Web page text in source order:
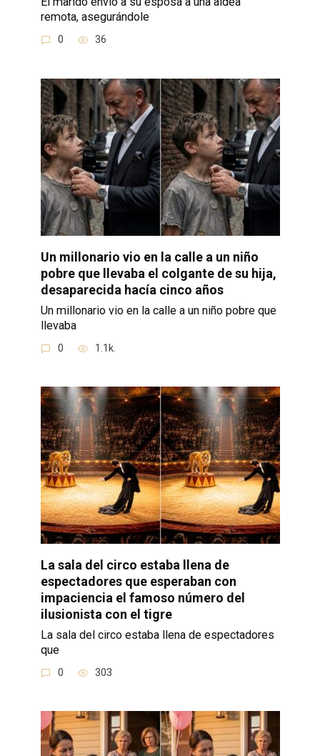
remota, asegurándole
0 36
Un millonario vio en la calle a un niño
pobre que llevaba el colgante de su hija,
desaparecida hacía cinco años
Un millonario vio en la calle a un niño pobre que
llevaba
0 1.1k.
La sala del circo estaba llena de
espectadores que esperaban con
impaciencia el famoso número del
ilusionista con el tigre
La sala del circo estaba llena de espectadores
que
0 303